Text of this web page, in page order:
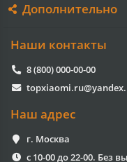
Дополнительно
Наши контакты
8 (800) 000-00-00
Наш адрес
г. Москва
с 10-00 до 22-00. Без